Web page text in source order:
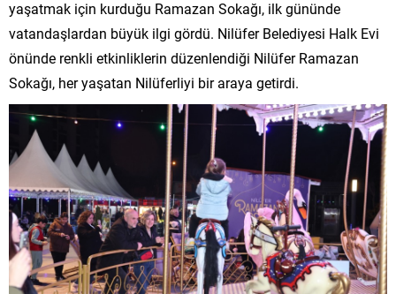
yaşatmak için kurduğu Ramazan Sokağı, ilk gününde
vatandaşlardan büyük ilgi gördü. Nilüfer Belediyesi Halk Evi
önünde renkli etkinliklerin düzenlendiği Nilüfer Ramazan
Sokağı, her yaşatan Nilüferliyi bir araya getirdi.